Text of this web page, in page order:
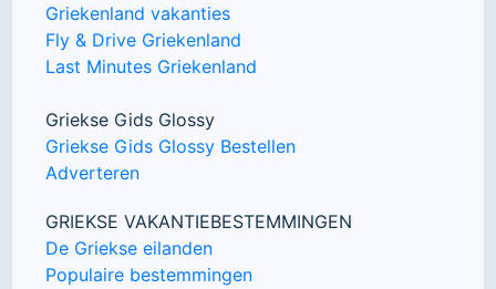
Griekenland vakanties
Fly & Drive Griekenland
Last Minutes Griekenland
Griekse Gids Glossy
Griekse Gids Glossy Bestellen
Adverteren
GRIEKSE VAKANTIEBESTEMMINGEN
De Griekse eilanden
Populaire bestemmingen